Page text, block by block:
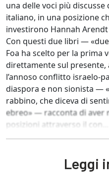
una delle voci più
italiano, in una posizione
investirono Hannah
Con questi due libri —
Foa ha scelto per la prima
direttamente sul
l’annoso conflitto israelo-
diaspora e non sionista —
rabbino, che diceva di
ebreo» — racconta di aver
posizioni attraverso il con...
Leggi